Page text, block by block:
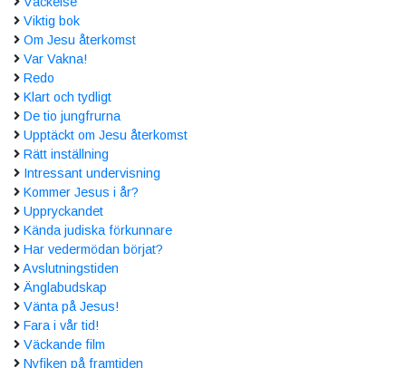
Viktig bok
Om Jesu återkomst
Var Vakna!
Redo
Klart och tydligt
De tio jungfrurna
Upptäckt om Jesu återkomst
Rätt inställning
Intressant undervisning
Kommer Jesus i år?
Uppryckandet
Kända judiska förkunnare
Har vedermödan börjat?
Avslutningstiden
Änglabudskap
Vänta på Jesus!
Fara i vår tid!
Väckande film
Nyfiken på framtiden